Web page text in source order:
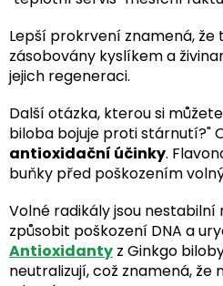
Lepší prokrvení znamená, že
zásobovány kyslíkem a
jejich regeneraci.
Další otázka, kterou si
biloba bojuje proti stárnutí?"
antioxidační účinky.
buňky před poškozením
Volné radikály jsou
způsobit poškození DNA a
Antioxidanty z Ginkgo
neutralizují, což znamená, že